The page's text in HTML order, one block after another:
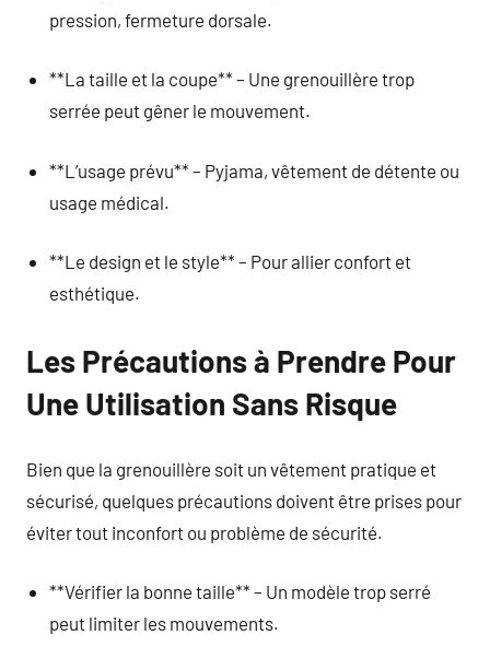
pression, fermeture dorsale.
**La taille et la coupe** – Une grenouillère trop
serrée peut gêner le mouvement.
**L’usage prévu** – Pyjama, vêtement de détente ou
usage médical.
**Le design et le style** – Pour allier confort et
esthétique.
Les Précautions à Prendre Pour
Une Utilisation Sans Risque
Bien que la grenouillère soit un vêtement pratique et
sécurisé, quelques précautions doivent être prises pour
éviter tout inconfort ou problème de sécurité.
**Vérifier la bonne taille** – Un modèle trop serré
peut limiter les mouvements.